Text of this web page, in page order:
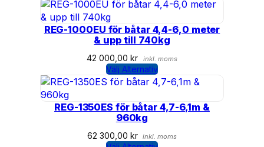
REG-1000EU för båtar 4,4-6,0 meter
& upp till 740kg
42 000,00kr inkl. moms
Välj Alternativ
REG-1350ES för båtar 4,7-6,1m &
960kg
62 300,00 kr inkl. moms